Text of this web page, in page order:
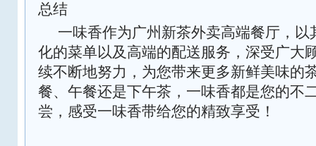
总结
一味香作为广州新茶外卖高端餐厅，以
化的菜单以及高端的配送服务，深受广大
续不断地努力，为您带来更多新鲜美味的
餐、午餐还是下午茶，一味香都是您的不
尝，感受一味香带给您的精致享受！